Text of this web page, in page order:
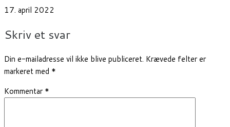
17. april 2022
Skriv et svar
Din e-mailadresse vil ikke blive publiceret. Krævede felter er
markeret med *
Kommentar*